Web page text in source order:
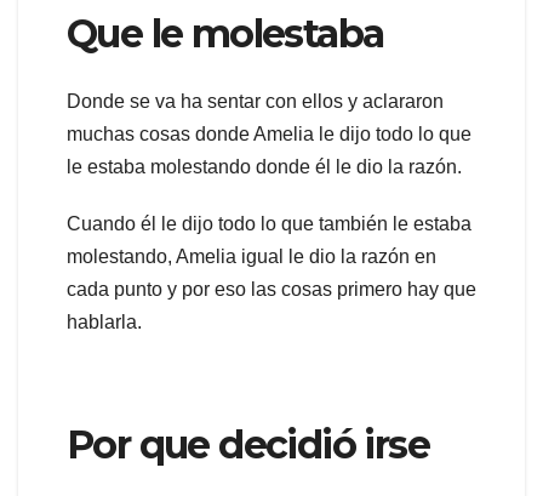
Que le molestaba
Donde se va ha sentar con ellos y aclararon
muchas cosas donde Amelia le dijo todo lo que
le estaba molestando donde él le dio la razón.
Cuando él le dijo todo lo que también le estaba
molestando, Amelia igual le dio la razón en
cada punto y por eso las cosas primero hay que
hablarla.
Por que decidió irse